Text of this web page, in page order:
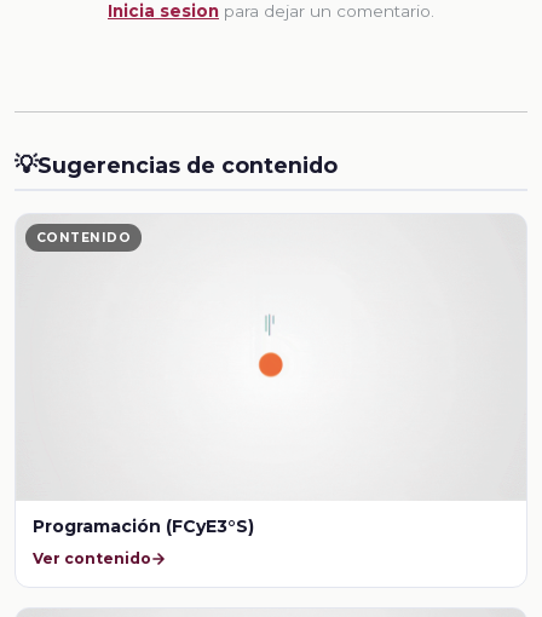
Inicia sesion para dejar un comentario.
💡Sugerencias de contenido
CONTENIDO
Programación (FCyE3°S)
Ver contenido